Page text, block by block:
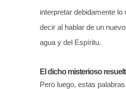
interpretar debidamente lo
decir al hablar de un
agua y del Espíritu.
El dicho misterioso
Pero luego, estas